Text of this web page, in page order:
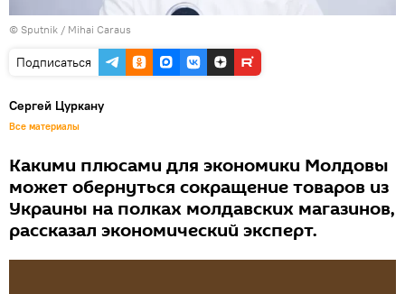
© Sputnik / Mihai Caraus
Подписаться
Сергей Цуркану
Все материалы
Какими плюсами для экономики Молдовы
может обернуться сокращение товаров из
Украины на полках молдавских магазинов,
рассказал экономический эксперт.